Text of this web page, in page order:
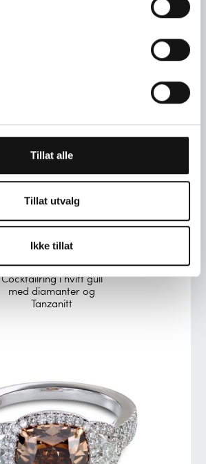
Tillat alle
Tillat utvalg
Ikke tillat
Cocktailring i hvitt gull
med diamanter og
Tanzanitt